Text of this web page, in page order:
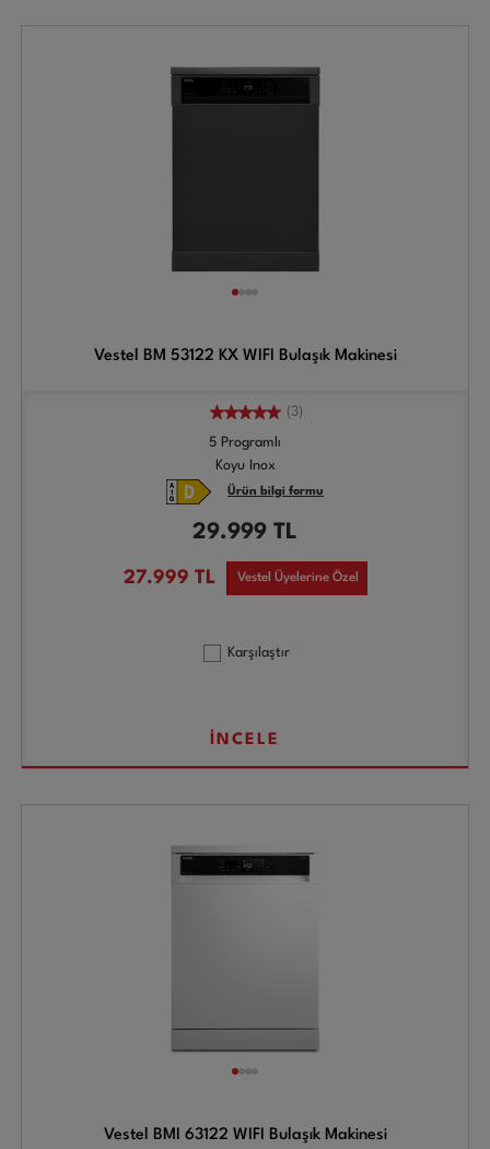
Vestel BM 53122 KX WIFI Bulaşık Makinesi
(3)
5 Programlı
Koyu Inox
Ürün bilgi formu
29.999 TL
27.999 TL Vestel Üyelerine Özel
Karşılaştır
İNCELE
Vestel BMI 63122 WIFI Bulaşık Makinesi